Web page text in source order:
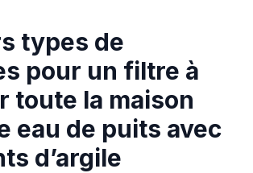
types de
pour un filtre à
toute la maison
eau de puits avec
d’argile